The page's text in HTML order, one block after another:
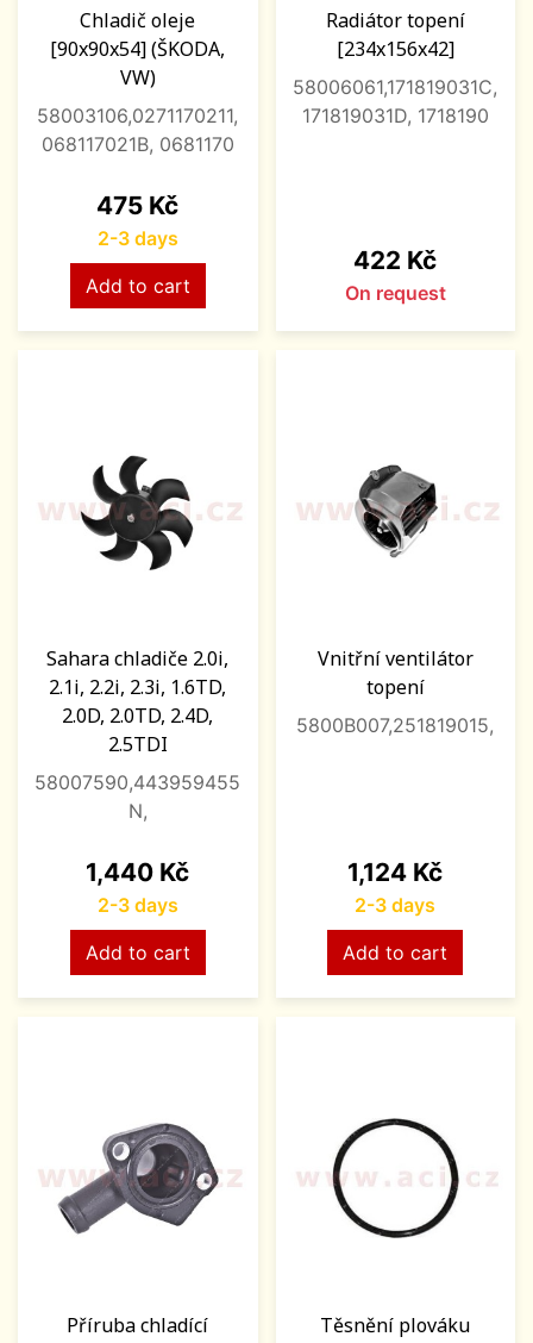
Chladič oleje
[90x90x54] (ŠKODA,
VW)
58003106,0271170211,
068117021B, 0681170
Price
475 Kč
2-3 days
Add to cart
Radiátor topení
[234x156x42]
58006061,171819031C,
171819031D, 1718190
Price
422 Kč
On request
Sahara chladiče 2.0i,
2.1i, 2.2i, 2.3i, 1.6TD,
2.0D, 2.0TD, 2.4D,
2.5TDI
58007590,443959455
N,
Price
1,440 Kč
2-3 days
Add to cart
Vnitřní ventilátor
topení
5800B007,251819015,
Price
1,124 Kč
2-3 days
Add to cart
Příruba chladící
Těsnění plováku